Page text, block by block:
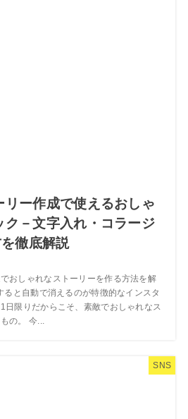
リー作成で使えるおしゃ
ク－文字入れ・コラージ
徹底解説
おしゃれなストーリーを作る方法を解
と自動で消えるのが特徴的なインスタ
日限りだからこそ、素敵でおしゃれなス
の。 今...
SNS